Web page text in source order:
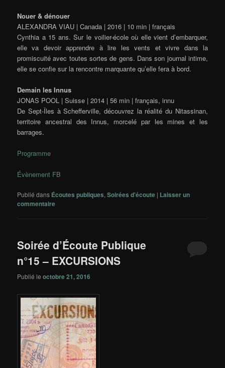
Nouer & dénouer
ALEXANDRA VIAU | Canada | 2016 | 10 min | français
Cynthia a 15 ans. Sur le voilier-école où elle vient d’embarquer,
elle va devoir apprendre à lire les vents et vivre dans la
promiscuité avec toutes sortes de gens. Dans son journal intime,
elle se confie sur la rencontre marquante qu’elle fera à bord.
Demain les Innus
JONAS POOL | Suisse | 2014 | 56 min | français, innu
De Sept-Îles à Schefferville, découvrez la réalité du Nitassinan,
territoire ancestral des Innus, morcelé par les mines et les
barrages.
Programme
Évènement FB
Publié dans Écoutes publiques,Soirées d'écoute | Laisser un
commentaire
Soirée d’Écoute Publique
n°15 – EXCURSIONS
Publié leoctobre 21, 2016